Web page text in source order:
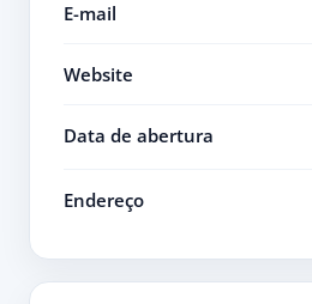
E-mail
Website
Data de abertura
Endereço